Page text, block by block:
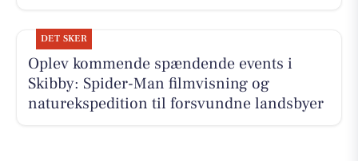
DET SKER
Oplev kommende spændende events i
Skibby: Spider-Man filmvisning og
naturekspedition til forsvundne landsbyer